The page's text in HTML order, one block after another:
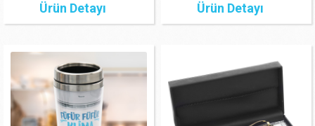
Ürün Detayı Ürün Detayı